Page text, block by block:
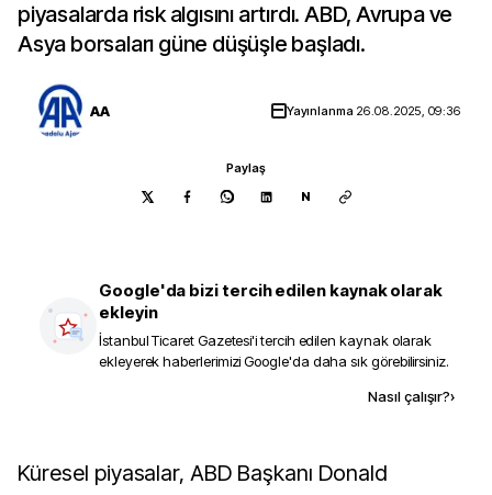
piyasalarda risk algısını artırdı. ABD, Avrupa ve
Asya borsaları güne düşüşle başladı.
AA Yayınlanma 26.08.2025, 09:36
Paylaş
N
Google'da bizi tercih edilen kaynak olarak
ekleyin
İstanbul Ticaret Gazetesi'i tercih edilen kaynak olarak
ekleyerek haberlerimizi Google'da daha sık görebilirsiniz.
Nasıl çalışır?›
Küresel piyasalar, ABD Başkanı Donald